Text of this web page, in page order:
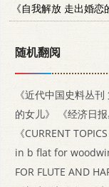
《自我解放 走出婚恋
随机翻阅
《近代中国史料丛
的女儿》
《经济日
《CURRENT
in b flat for
FOR FLUTE AND